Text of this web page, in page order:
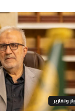
وتقارير